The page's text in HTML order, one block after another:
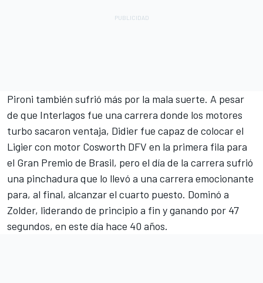
Pironi también sufrió más por la mala suerte. A pesar
de que Interlagos fue una carrera donde los motores
turbo sacaron ventaja, Didier fue capaz de colocar el
Ligier con motor Cosworth DFV en la primera fila para
el Gran Premio de Brasil, pero el día de la carrera sufrió
una pinchadura que lo llevó a una carrera emocionante
para, al final, alcanzar el cuarto puesto. Dominó a
Zolder, liderando de principio a fin y ganando por 47
segundos, en este día hace 40 años.